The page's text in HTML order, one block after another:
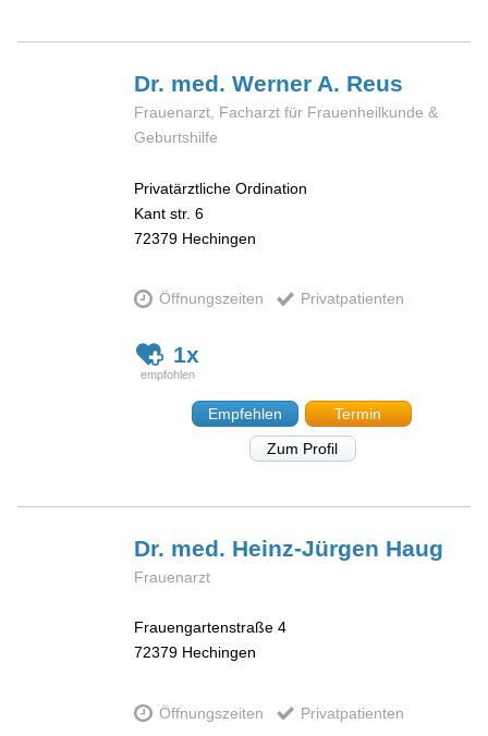
Dr. med. Werner A. Reus
Frauenarzt, Facharzt für Frauenheilkunde &
Geburtshilfe
Privatärztliche Ordination
Kant str. 6
72379 Hechingen
Öffnungszeiten Privatpatienten
1x
Empfehlen
Termin
Zum Profil
Dr. med. Heinz-Jürgen Haug
Frauenarzt
Frauengartenstraße 4
72379 Hechingen
Öffnungszeiten Privatpatienten